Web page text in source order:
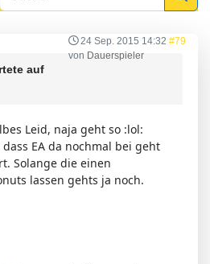
24 Sep. 2015 14:32 #79
von Dauerspieler
auf
Leid, naja geht so :lol:
EA da nochmal bei geht
Solange die einen
lassen gehts ja noch.